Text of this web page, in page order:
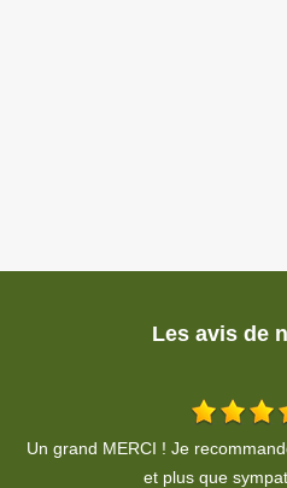
Les avis de
De Sandy